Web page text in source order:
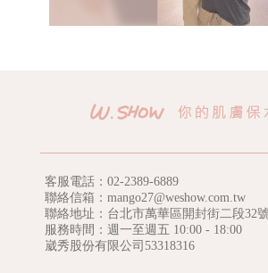
客服電話： 02-2389-6889
聯絡信箱：mango27@weshow.com.tw
聯絡地址：台北市萬華區開封街二段32
服務時間：週一至週五 10:00 - 18:00
崴秀股份有限公司53318316